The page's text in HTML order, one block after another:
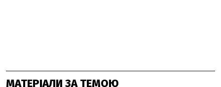
МАТЕРІАЛИ ЗА ТЕМОЮ